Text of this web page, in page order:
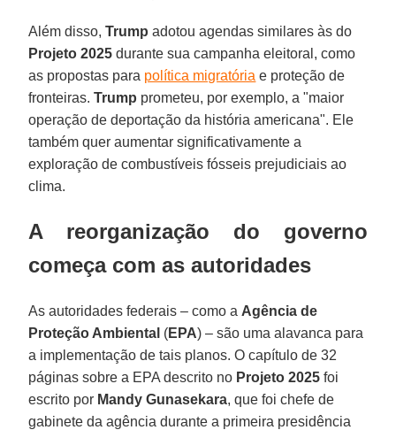
Além disso,Trump adotou agendas similares às do
Projeto 2025 durante sua campanha eleitoral, como
as propostas para política migratória e proteção de
fronteiras.Trump prometeu, por exemplo, a "maior
operação de deportação da história americana". Ele
também quer aumentar significativamente a
exploração de combustíveis fósseis prejudiciais ao
clima.
A reorganização do governo
começa com as autoridades
As autoridades federais – como a Agência de
Proteção Ambiental (EPA) – são uma alavanca para
a implementação de tais planos. O capítulo de 32
páginas sobre a EPA descrito no Projeto 2025 foi
escrito por Mandy Gunasekara, que foi chefe de
gabinete da agência durante a primeira presidência